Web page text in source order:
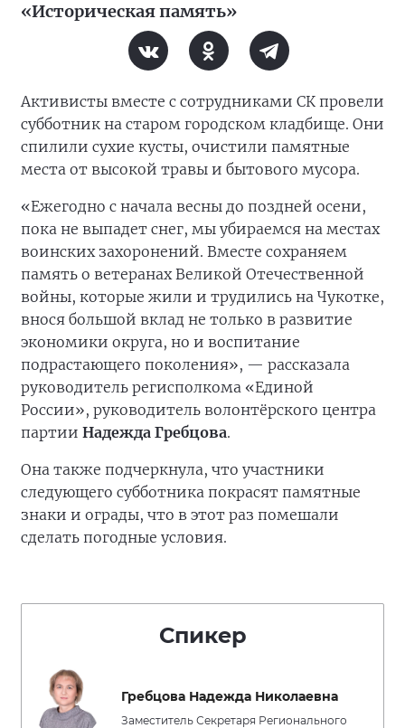
«Историческая память»
Активисты вместе с сотрудниками СК провели
субботник на старом городском кладбище. Они
спилили сухие кусты, очистили памятные
места от высокой травы и бытового мусора.
«Ежегодно с начала весны до поздней осени,
пока не выпадет снег, мы убираемся на местах
воинских захоронений. Вместе сохраняем
память о ветеранах Великой Отечественной
войны, которые жили и трудились на Чукотке,
внося большой вклад не только в развитие
экономики округа, но и воспитание
подрастающего поколения», — рассказала
руководитель регисполкома «Единой
России», руководитель волонтёрского центра
партии Надежда Гребцова.
Она также подчеркнула, что участники
следующего субботника покрасят памятные
знаки и ограды, что в этот раз помешали
сделать погодные условия.
Спикер
Гребцова Надежда Николаевна
Заместитель Секретаря Регионального